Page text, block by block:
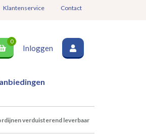
Klantenservice Contact
0
Inloggen
verduisterend leverbaar